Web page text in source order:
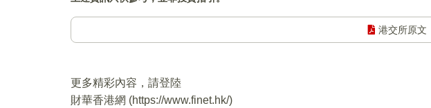
港交所原文
更多精彩內容，請登陸
財華香港網 (https://www.finet.hk/)